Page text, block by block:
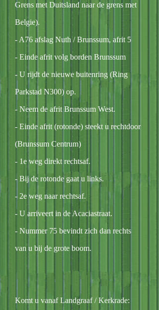
Grens met Duitsland naar de grens met
Belgie).
- A76 afslag Nuth / Brunssum, afrit 5
- Einde afrit volg borden Brunssum
- U rijdt de nieuwe buitenring (Ring
Parkstad N300) op.
- Neem de afrit Brunssum West.
- Einde afrit (rotonde) steekt u rechtdoor
(Brunssum Centrum)
- 1e weg direkt rechtsaf.
- Bij de rotonde gaat u links.
- 2e weg naar rechtsaf.
- U arriveert in de Acaciastraat.
- Nummer 75 bevindt zich dan rechts
van u bij de grote boom.
Komt u vanaf Landgraaf / Kerkrade: